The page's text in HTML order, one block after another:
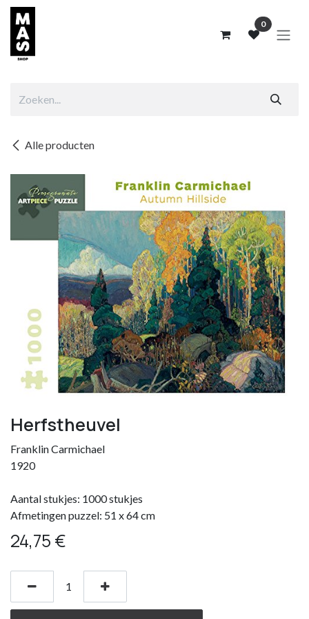
Overslaan naar inhoud
0
Alle producten
Herfstheuvel
Franklin Carmichael
1920
Aantal stukjes: 1000 stukjes
Afmetingen puzzel: 51 x 64 cm
24,75 €